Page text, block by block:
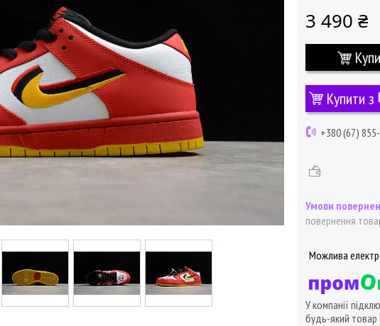
3 490 ₴
Купити з
+380 (67)
повернення
У компанії
будь-який